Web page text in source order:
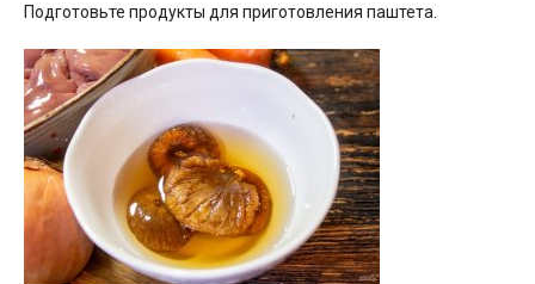
Подготовьте продукты для приготовления паштета.